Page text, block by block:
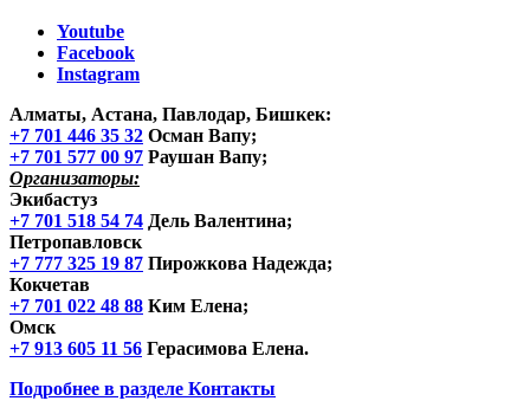
Youtube
Facebook
Instagram
Алматы, Астана, Павлодар, Бишкек:
+7 701 446 35 32 Осман Вапу;
+7 701 577 00 97 Раушан Вапу;
Организаторы:
Экибастуз
+7 701 518 54 74 Дель Валентина;
Петропавловск
+7 777 325 19 87 Пирожкова Надежда;
Кокчетав
+7 701 022 48 88 Ким Елена;
Омск
+7 913 605 11 56 Герасимова Елена.
Подробнее в разделе Контакты